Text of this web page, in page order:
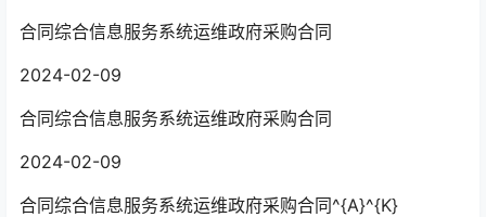
合同综合信息服务系统运维政府采购合同
2024-02-09
合同综合信息服务系统运维政府采购合同
2024-02-09
合同综合信息服务系统运维政府采购合同^{A}^{K}